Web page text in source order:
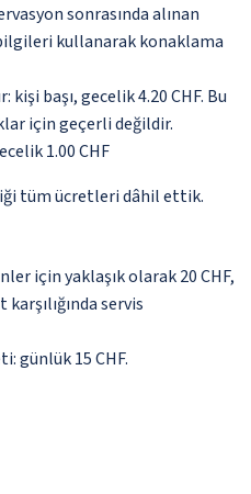
sonrasında alınan
kullanarak konaklama
başı, gecelik 4.20 CHF. Bu
için geçerli değildir.
1.00 CHF
tüm ücretleri dâhil ettik.
için yaklaşık olarak 20 CHF,
servis
günlük 15 CHF.